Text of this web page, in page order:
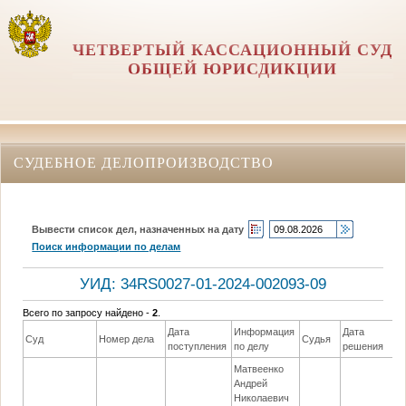
ЧЕТВЕРТЫЙ КАССАЦИОННЫЙ СУД
ОБЩЕЙ ЮРИСДИКЦИИ
СУДЕБНОЕ ДЕЛОПРОИЗВОДСТВО
Вывести список дел, назначенных на дату
Поиск информации по делам
УИД: 34RS0027-01-2024-002093-09
Всего по запросу найдено -2
Суд Номер дела
Дата
поступления
Информация
по делу
Судья
Дата
решения
Матвеенко
Андрей
Николаевич